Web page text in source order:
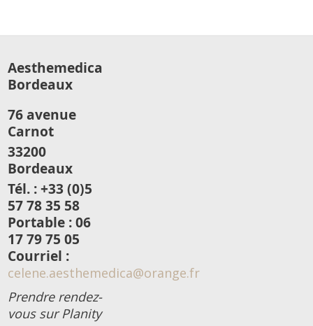
Aesthemedica
Bordeaux
76 avenue
Carnot
33200
Bordeaux
Tél. : +33 (0)5
57 78 35 58
Portable : 06
17 79 75 05
Courriel :
celene.aesthemedica@orange.fr
Prendre rendez-
vous sur Planity